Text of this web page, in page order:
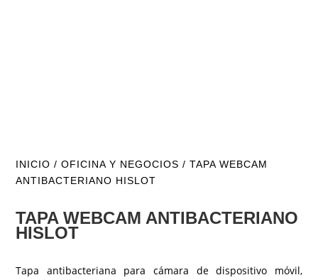
INICIO /OFICINA Y NEGOCIOS / TAPA WEBCAM
ANTIBACTERIANO HISLOT
TAPA WEBCAM ANTIBACTERIANO
HISLOT
Tapa antibacteriana para cámara de dispositivo móvil,